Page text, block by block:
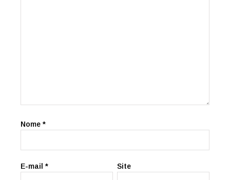
Nome *
E-mail * Site